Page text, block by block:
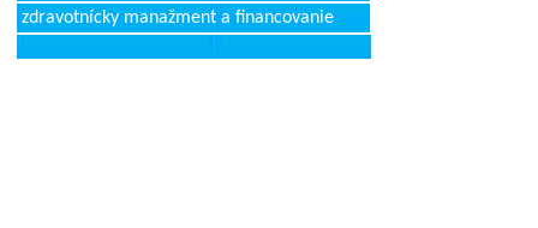
zdravotnícky manažment a financovanie